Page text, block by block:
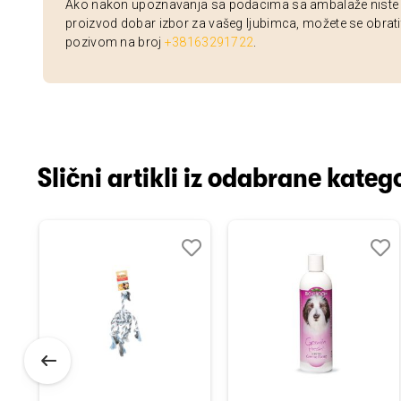
Ako nakon upoznavanja sa podacima sa ambalaže niste
proizvod dobar izbor za vašeg ljubimca, možete se
pozivom na broj +38163291722
Slični artikli iz odabrane